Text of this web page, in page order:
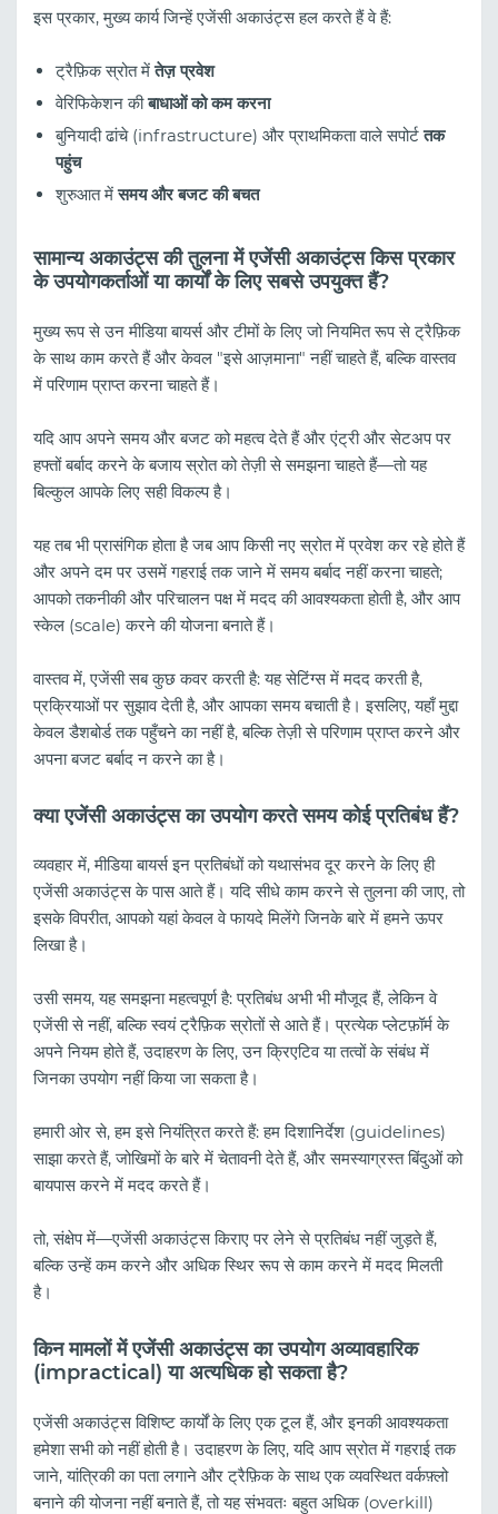
इस प्रकार, मुख्य कार्य जिन्हें एजेंसी अकाउंट्स हल करते हैं वे हैं:
ट्रैफ़िक स्रोत मेंतेज़ प्रवेश
वेरिफिकेशन कीबाधाओं को कम करना
बुनियादी ढांचे (infrastructure) और प्राथमिकता वाले सपोर्टतक
पहुंच
शुरुआत मेंसमय और बजट की बचत
सामान्य अकाउंट्स की तुलना में एजेंसी अकाउंट्स किस प्रकार
के उपयोगकर्ताओं या कार्यों के लिए सबसे उपयुक्त हैं?
मुख्य रूप से उन मीडिया बायर्स और टीमों के लिए जो नियमित रूप से ट्रैफ़िक
के साथ काम करते हैं और केवल "इसे आज़माना" नहीं चाहते हैं, बल्कि वास्तव
में परिणाम प्राप्त करना चाहते हैं।
यदि आप अपने समय और बजट को महत्व देते हैं और एंट्री और सेटअप पर
हफ्तों बर्बाद करने के बजाय स्रोत को तेज़ी से समझना चाहते हैं—तो यह
बिल्कुल आपके लिए सही विकल्प है।
यह तब भी प्रासंगिक होता है जब आप किसी नए स्रोत में प्रवेश कर रहे होते हैं
और अपने दम पर उसमें गहराई तक जाने में समय बर्बाद नहीं करना चाहते;
आपको तकनीकी और परिचालन पक्ष में मदद की आवश्यकता होती है, और आप
स्केल (scale) करने की योजना बनाते हैं।
वास्तव में, एजेंसी सब कुछ कवर करती है: यह सेटिंग्स में मदद करती है,
प्रक्रियाओं पर सुझाव देती है, और आपका समय बचाती है। इसलिए, यहाँ मुद्दा
केवल डैशबोर्ड तक पहुँचने का नहीं है, बल्कि तेज़ी से परिणाम प्राप्त करने और
अपना बजट बर्बाद न करने का है।
क्या एजेंसी अकाउंट्स का उपयोग करते समय कोई प्रतिबंध हैं?
व्यवहार में, मीडिया बायर्स इन प्रतिबंधों को यथासंभव दूर करने के लिए ही
एजेंसी अकाउंट्स के पास आते हैं। यदि सीधे काम करने से तुलना की जाए, तो
इसके विपरीत, आपको यहां केवल वे फायदे मिलेंगे जिनके बारे में हमने ऊपर
लिखा है।
उसी समय, यह समझना महत्वपूर्ण है: प्रतिबंध अभी भी मौजूद हैं, लेकिन वे
एजेंसी से नहीं, बल्कि स्वयं ट्रैफ़िक स्रोतों से आते हैं। प्रत्येक प्लेटफ़ॉर्म के
अपने नियम होते हैं, उदाहरण के लिए, उन क्रिएटिव या तत्वों के संबंध में
जिनका उपयोग नहीं किया जा सकता है।
हमारी ओर से, हम इसे नियंत्रित करते हैं: हम दिशानिर्देश (guidelines)
साझा करते हैं, जोखिमों के बारे में चेतावनी देते हैं, और समस्याग्रस्त बिंदुओं को
बायपास करने में मदद करते हैं।
तो, संक्षेप में—एजेंसी अकाउंट्स किराए पर लेने से प्रतिबंध नहीं जुड़ते हैं,
बल्कि उन्हें कम करने और अधिक स्थिर रूप से काम करने में मदद मिलती
है।
किन मामलों में एजेंसी अकाउंट्स का उपयोग अव्यावहारिक
(impractical) या अत्यधिक हो सकता है?
एजेंसी अकाउंट्स विशिष्ट कार्यों के लिए एक टूल हैं, और इनकी आवश्यकता
हमेशा सभी को नहीं होती है। उदाहरण के लिए, यदि आप स्रोत में गहराई तक
जाने, यांत्रिकी का पता लगाने और ट्रैफ़िक के साथ एक व्यवस्थित वर्कफ़्लो
बनाने की योजना नहीं बनाते हैं, तो यह संभवतः बहुत अधिक (overkill)